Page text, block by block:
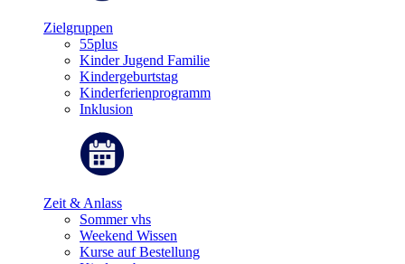
Zielgruppen
55plus
Kinder Jugend Familie
Kindergeburtstag
Kinderferienprogramm
Inklusion
Zeit & Anlass
Sommer vhs
Weekend Wissen
Kurse auf Bestellung